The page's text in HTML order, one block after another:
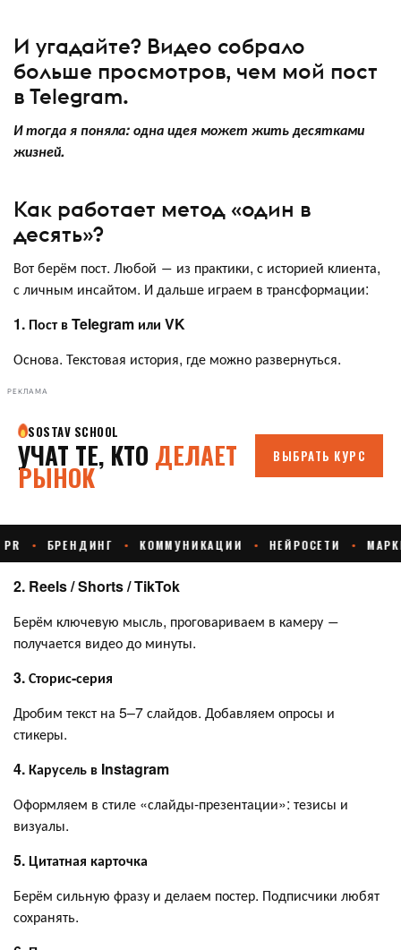
И угадайте? Видео собрало
больше просмотров, чем мой пост
в Telegram.
И тогда я поняла: одна идея может жить десятками
жизней.
Как работает метод «один в
десять»?
Вот берём пост. Любой ― из практики, с историей клиента,
с личным инсайтом. И дальше играем в трансформации:
1. Пост в Telegram или VK
Основа. Текстовая история, где можно развернуться.
РЕКЛАМА
2. Reels / Shorts / TikTok
Берём ключевую мысль, проговариваем в камеру ―
получается видео до минуты.
3. Сторис-серия
Дробим текст на 5–7 слайдов. Добавляем опросы и
стикеры.
4. Карусель в Instagram
Оформляем в стиле «слайды-презентации»: тезисы и
визуалы.
5. Цитатная карточка
Берём сильную фразу и делаем постер. Подписчики любят
сохранять.